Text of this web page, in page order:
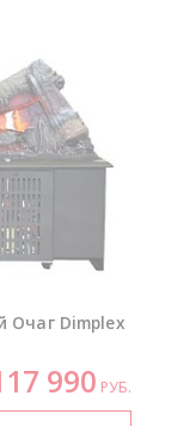
Очаг Dimplex
990 РУБ.